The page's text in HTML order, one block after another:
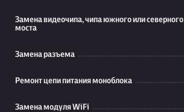
Замена видеочипа, чипа южного или северного
моста
Замена разъема
Ремонт цепи питания моноблока
Замена модуля WiFi